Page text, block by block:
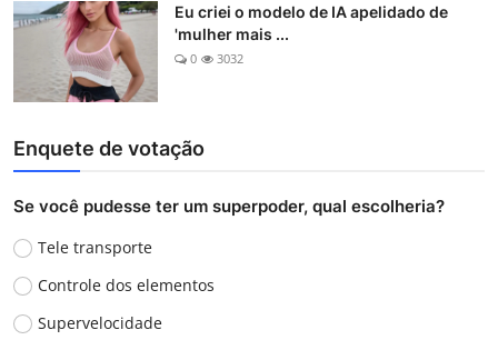
Eu criei o modelo de IA apelidado de
'mulher mais ...
0 3032
Enquete de votação
Se você pudesse ter um superpoder, qual escolheria?
Tele transporte
Controle dos elementos
Supervelocidade